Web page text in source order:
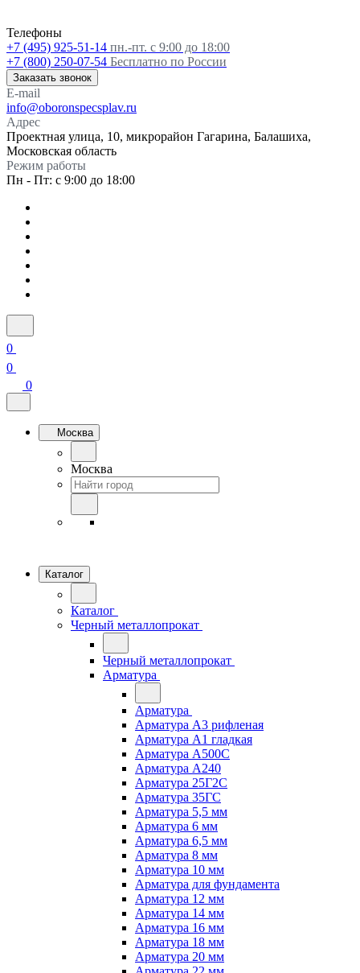
Телефоны
+7 (495) 925-51-14 пн.-пт. с 9:00 до 18:00
+7 (800) 250-07-54 Бесплатно по России
Заказать звонок
E-mail
info@oboronspecsplav.ru
Адрес
Проектная улица, 10, микрорайон Гагарина, Балашиха,
Московская область
Режим работы
Пн - Пт: с 9:00 до 18:00
0
0
0
Москва
Москва
Каталог
Каталог
Черный металлопрокат
Черный металлопрокат
Арматура
Арматура
Арматура А3 рифленая
Арматура А1 гладкая
Арматура А500С
Арматура А240
Арматура 25Г2С
Арматура 35ГС
Арматура 5,5 мм
Арматура 6 мм
Арматура 6,5 мм
Арматура 8 мм
Арматура 10 мм
Арматура для фундамента
Арматура 12 мм
Арматура 14 мм
Арматура 16 мм
Арматура 18 мм
Арматура 20 мм